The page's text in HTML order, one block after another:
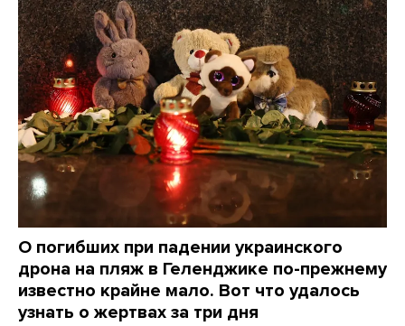
О погибших при падении украинского
дрона на пляж в Геленджике по-прежнему
известно крайне мало. Вот что удалось
узнать о жертвах за три дня